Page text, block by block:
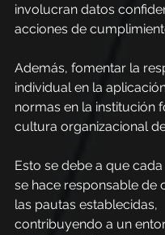
involucran datos
acciones de
Además, fomentar la
individual en la
normas en la institución
cultura organizacional
Esto se debe a que
se hace responsable de
las pautas establecidas,
contribuyendo a un